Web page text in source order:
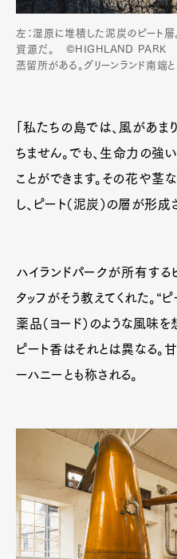
左：湿原に堆積した泥炭のピート
資源だ。 ©HIGHLAND PARK
蒸留所がある。グリーンランド南端
「私たちの島では、風があ
ちません。でも、生命力の強
ことができます。その花や
し、ピート（泥炭）の層が形成
ハイランドパークが所有す
タッフがそう教えてくれた。“
薬品（ヨード）のような風味
ピート香はそれとは異なる。
ーハニーとも称される。